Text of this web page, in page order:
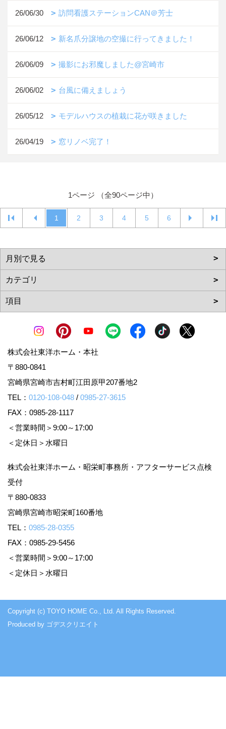
26/06/30 訪問看護ステーションCAN＠芳士
26/06/12 新名爪分譲地の空撮に行ってきました！
26/06/09 撮影にお邪魔しました@宮崎市
26/06/02 台風に備えましょう
26/05/12 モデルハウスの植栽に花が咲きました
26/04/19 窓リノベ完了！
1ページ （全90ページ中）
1 2 3 4 5 6
株式会社東洋ホーム・本社
〒880-0841
宮崎県宮崎市吉村町江田原甲207番地2
TEL： 0120-108-048 / 0985-27-3615
FAX：0985-28-1117
＜営業時間＞9:00～17:00
＜定休日＞水曜日
株式会社東洋ホーム・昭栄町事務所・アフターサービス点検
受付
〒880-0833
宮崎県宮崎市昭栄町160番地
TEL： 0985-28-0355
FAX：0985-29-5456
＜営業時間＞9:00～17:00
＜定休日＞水曜日
Copyright (c) TOYO HOME Co., Ltd. All Rights Reserved.
Produced by ゴデスクリエイト